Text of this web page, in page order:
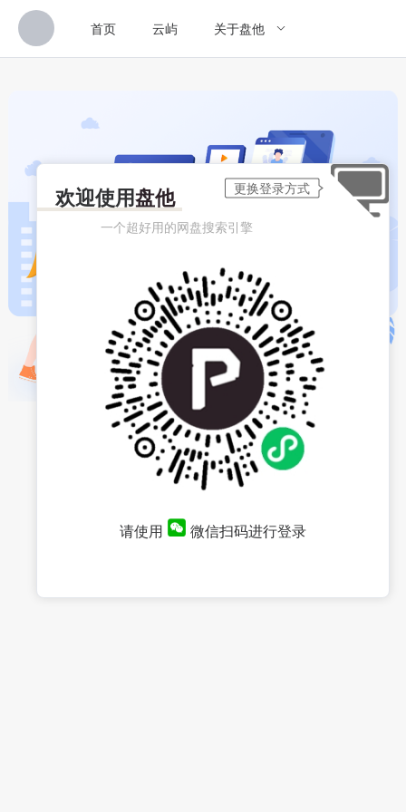
首页 云屿 关于盘他
欢迎使用盘他
一个超好用的网盘搜索引擎
请使用 微信扫码进行登录